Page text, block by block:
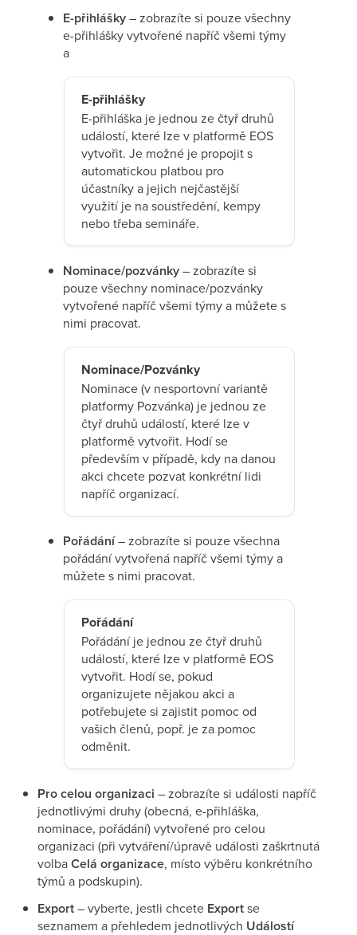
E-přihlášky– zobrazíte si pouze všechny
e-přihlášky vytvořené napříč všemi týmy
a
E-přihlášky
E-přihláška je jednou ze čtyř druhů
událostí, které lze v platformě EOS
vytvořit. Je možné je propojit s
automatickou platbou pro
účastníky a jejich nejčastější
využití je na soustředění, kempy
nebo třeba semináře.
Nominace/pozvánky– zobrazíte si
pouze všechny nominace/pozvánky
vytvořené napříč všemi týmy a můžete s
nimi pracovat.
Nominace/Pozvánky
Nominace (v nesportovní variantě
platformy Pozvánka) je jednou ze
čtyř druhů událostí, které lze v
platformě vytvořit. Hodí se
především v případě, kdy na danou
akci chcete pozvat konkrétní lidi
napříč organizací.
Pořádání– zobrazíte si pouze všechna
pořádání vytvořená napříč všemi týmy a
můžete s nimi pracovat.
Pořádání
Pořádání je jednou ze čtyř druhů
událostí, které lze v platformě EOS
vytvořit. Hodí se, pokud
organizujete nějakou akci a
potřebujete si zajistit pomoc od
vašich členů, popř. je za pomoc
odměnit.
Pro celou organizaci – zobrazíte si události napříč
jednotlivými druhy (obecná, e-přihláška,
nominace, pořádání) vytvořené pro celou
organizaci (při vytváření/úpravě události zaškrtnutá
volbaCelá organizace, místo výběru konkrétního
týmů a podskupin).
Export– vyberte, jestli chcete Exportse
seznamem a přehledem jednotlivých Událostí